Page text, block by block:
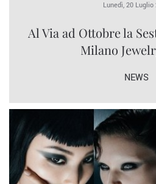
Lunedì, 20 Luglio
Al Via ad Ottobre la
Milano
NEWS